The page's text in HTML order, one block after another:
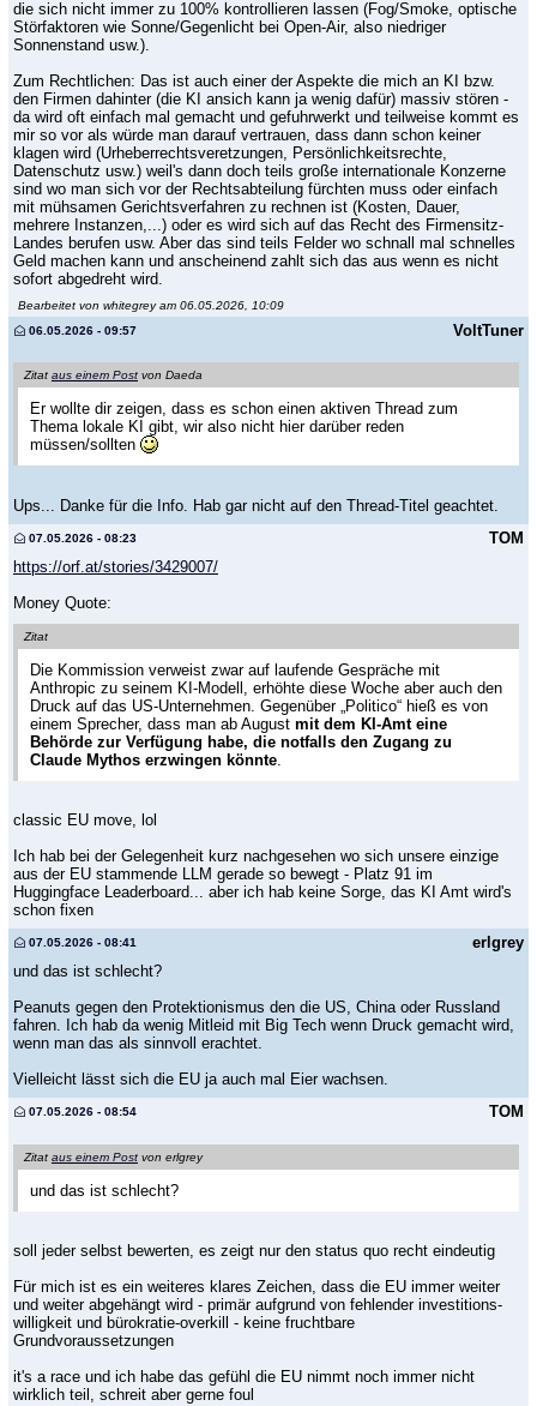
die sich nicht immer zu 100% kontrollieren lassen (Fog/Smoke, optische
Störfaktoren wie Sonne/Gegenlicht bei Open-Air, also niedriger
Sonnenstand usw.).
Zum Rechtlichen: Das ist auch einer der Aspekte die mich an KI bzw.
den Firmen dahinter (die KI ansich kann ja wenig dafür) massiv stören -
da wird oft einfach mal gemacht und gefuhrwerkt und teilweise kommt es
mir so vor als würde man darauf vertrauen, dass dann schon keiner
klagen wird (Urheberrechtsveretzungen, Persönlichkeitsrechte,
Datenschutz usw.) weil's dann doch teils große internationale Konzerne
sind wo man sich vor der Rechtsabteilung fürchten muss oder einfach
mit mühsamen Gerichtsverfahren zu rechnen ist (Kosten, Dauer,
mehrere Instanzen,...) oder es wird sich auf das Recht des Firmensitz-
Landes berufen usw. Aber das sind teils Felder wo schnall mal schnelles
Geld machen kann und anscheinend zahlt sich das aus wenn es nicht
sofort abgedreht wird.
Bearbeitet von whitegrey am 06.05.2026, 10:09
VoltTuner
06.05.2026 - 09:57
Zitat aus einem Post von Daeda
Er wollte dir zeigen, dass es schon einen aktiven Thread zum
Thema lokale KI gibt, wir also nicht hier darüber reden
müssen/sollten
Ups... Danke für die Info. Hab gar nicht auf den Thread-Titel geachtet.
TOM
07.05.2026 - 08:23
https://orf.at/stories/3429007/
Money Quote:
Zitat
Die Kommission verweist zwar auf laufende Gespräche mit
Anthropic zu seinem KI-Modell, erhöhte diese Woche aber auch den
Druck auf das US-Unternehmen. Gegenüber „Politico“ hieß es von
einem Sprecher, dass man ab August mit dem KI-Amt eine
Behörde zur Verfügung habe, die notfalls den Zugang zu
Claude Mythos erzwingen könnte
classic EU move, lol
Ich hab bei der Gelegenheit kurz nachgesehen wo sich unsere einzige
aus der EU stammende LLM gerade so bewegt - Platz 91 im
Huggingface Leaderboard... aber ich hab keine Sorge, das KI Amt wird's
schon fixen
erlgrey
07.05.2026 - 08:41
und das ist schlecht?
Peanuts gegen den Protektionismus den die US, China oder Russland
fahren. Ich hab da wenig Mitleid mit Big Tech wenn Druck gemacht wird,
wenn man das als sinnvoll erachtet.
Vielleicht lässt sich die EU ja auch mal Eier wachsen.
TOM
07.05.2026 - 08:54
Zitat aus einem Post von erlgrey
und das ist schlecht?
soll jeder selbst bewerten, es zeigt nur den status quo recht eindeutig
Für mich ist es ein weiteres klares Zeichen, dass die EU immer weiter
und weiter abgehängt wird - primär aufgrund von fehlender investitions-
willigkeit und bürokratie-overkill - keine fruchtbare
Grundvoraussetzungen
it's a race und ich habe das gefühl die EU nimmt noch immer nicht
wirklich teil, schreit aber gerne foul